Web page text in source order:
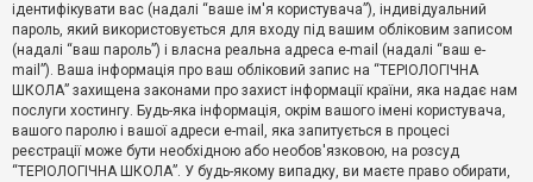
е
м
и
П
о
ш
у
ідентифікувати вас (надалі “ваше ім'я користувача”), індивідуальний
пароль, який використовується для входу під вашим обліковим записом
(надалі “ваш пароль”) і власна реальна адреса e-mail (надалі “ваш e-
mail”). Ваша інформація про ваш обліковий запис на “ТЕРІОЛОГІЧНА
ШКОЛА” захищена законами про захист інформації країни, яка надає нам
послуги хостингу. Будь-яка інформація, окрім вашого імені користувача,
вашого паролю і вашої адреси e-mail, яка запитується в процесі
реєстрації може бути необхідною або необов'язковою, на розсуд
“ТЕРІОЛОГІЧНА ШКОЛА”. У будь-якому випадку, ви маєте право обирати,